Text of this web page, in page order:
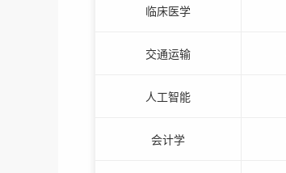
临床医学
交通运输
人工智能
会计学